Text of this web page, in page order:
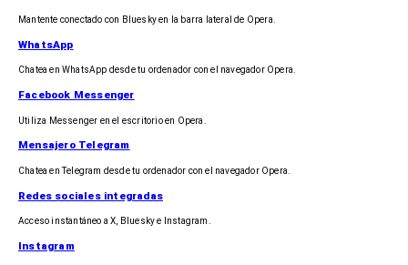
Mantente conectado con Bluesky en la barra lateral de Opera.
WhatsApp
Chatea en WhatsApp desde tu ordenador con el navegador Opera.
Facebook Messenger
Utiliza Messenger en el escritorio en Opera.
Mensajero Telegram
Chatea en Telegram desde tu ordenador con el navegador Opera.
Redes sociales integradas
Acceso instantáneo a X, Bluesky e Instagram.
Instagram